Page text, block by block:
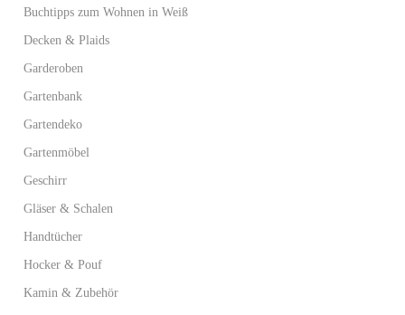
Buchtipps zum Wohnen in Weiß
Decken & Plaids
Garderoben
Gartenbank
Gartendeko
Gartenmöbel
Geschirr
Gläser & Schalen
Handtücher
Hocker & Pouf
Kamin & Zubehör